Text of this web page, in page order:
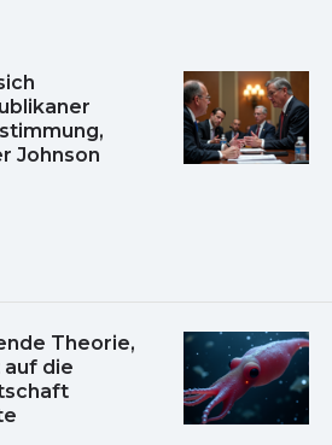
Johnson
Theorie,
auf die